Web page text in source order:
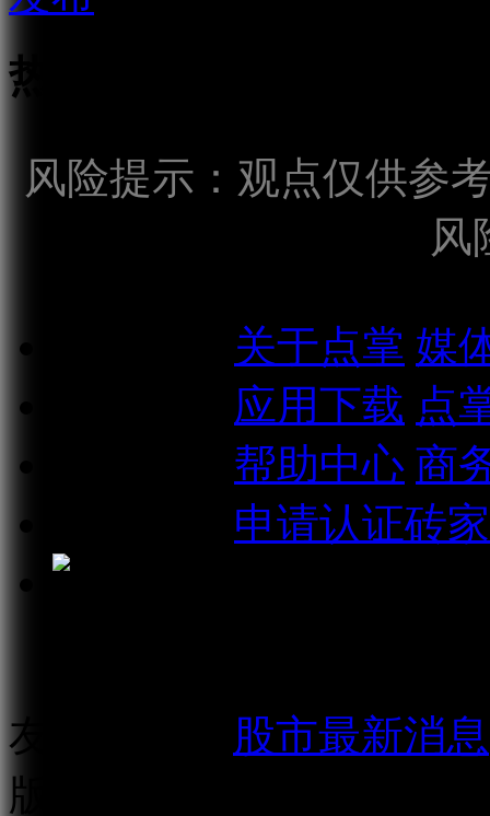
热点话题
风险提示：观点仅供参
风
关于点掌 媒
应用下载 点
帮助中心 商
申请认证砖家
友情链接：
股市最新消息
版权所有：